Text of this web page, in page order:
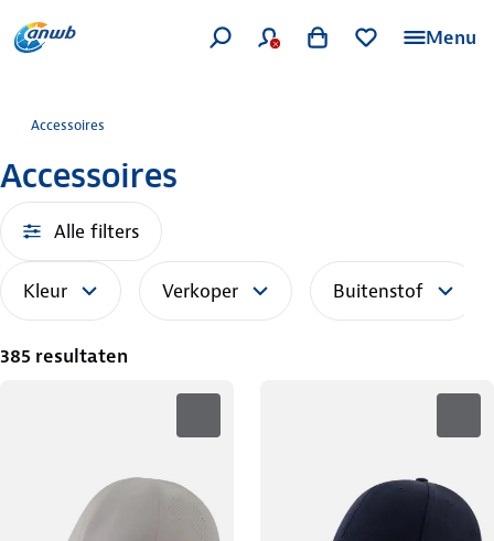
Menu
Accessoires
Accessoires
Alle filters
Kleur Verkoper Buitenstof
385 resultaten